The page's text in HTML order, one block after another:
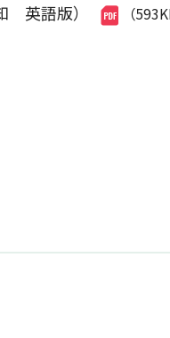
英語版） （